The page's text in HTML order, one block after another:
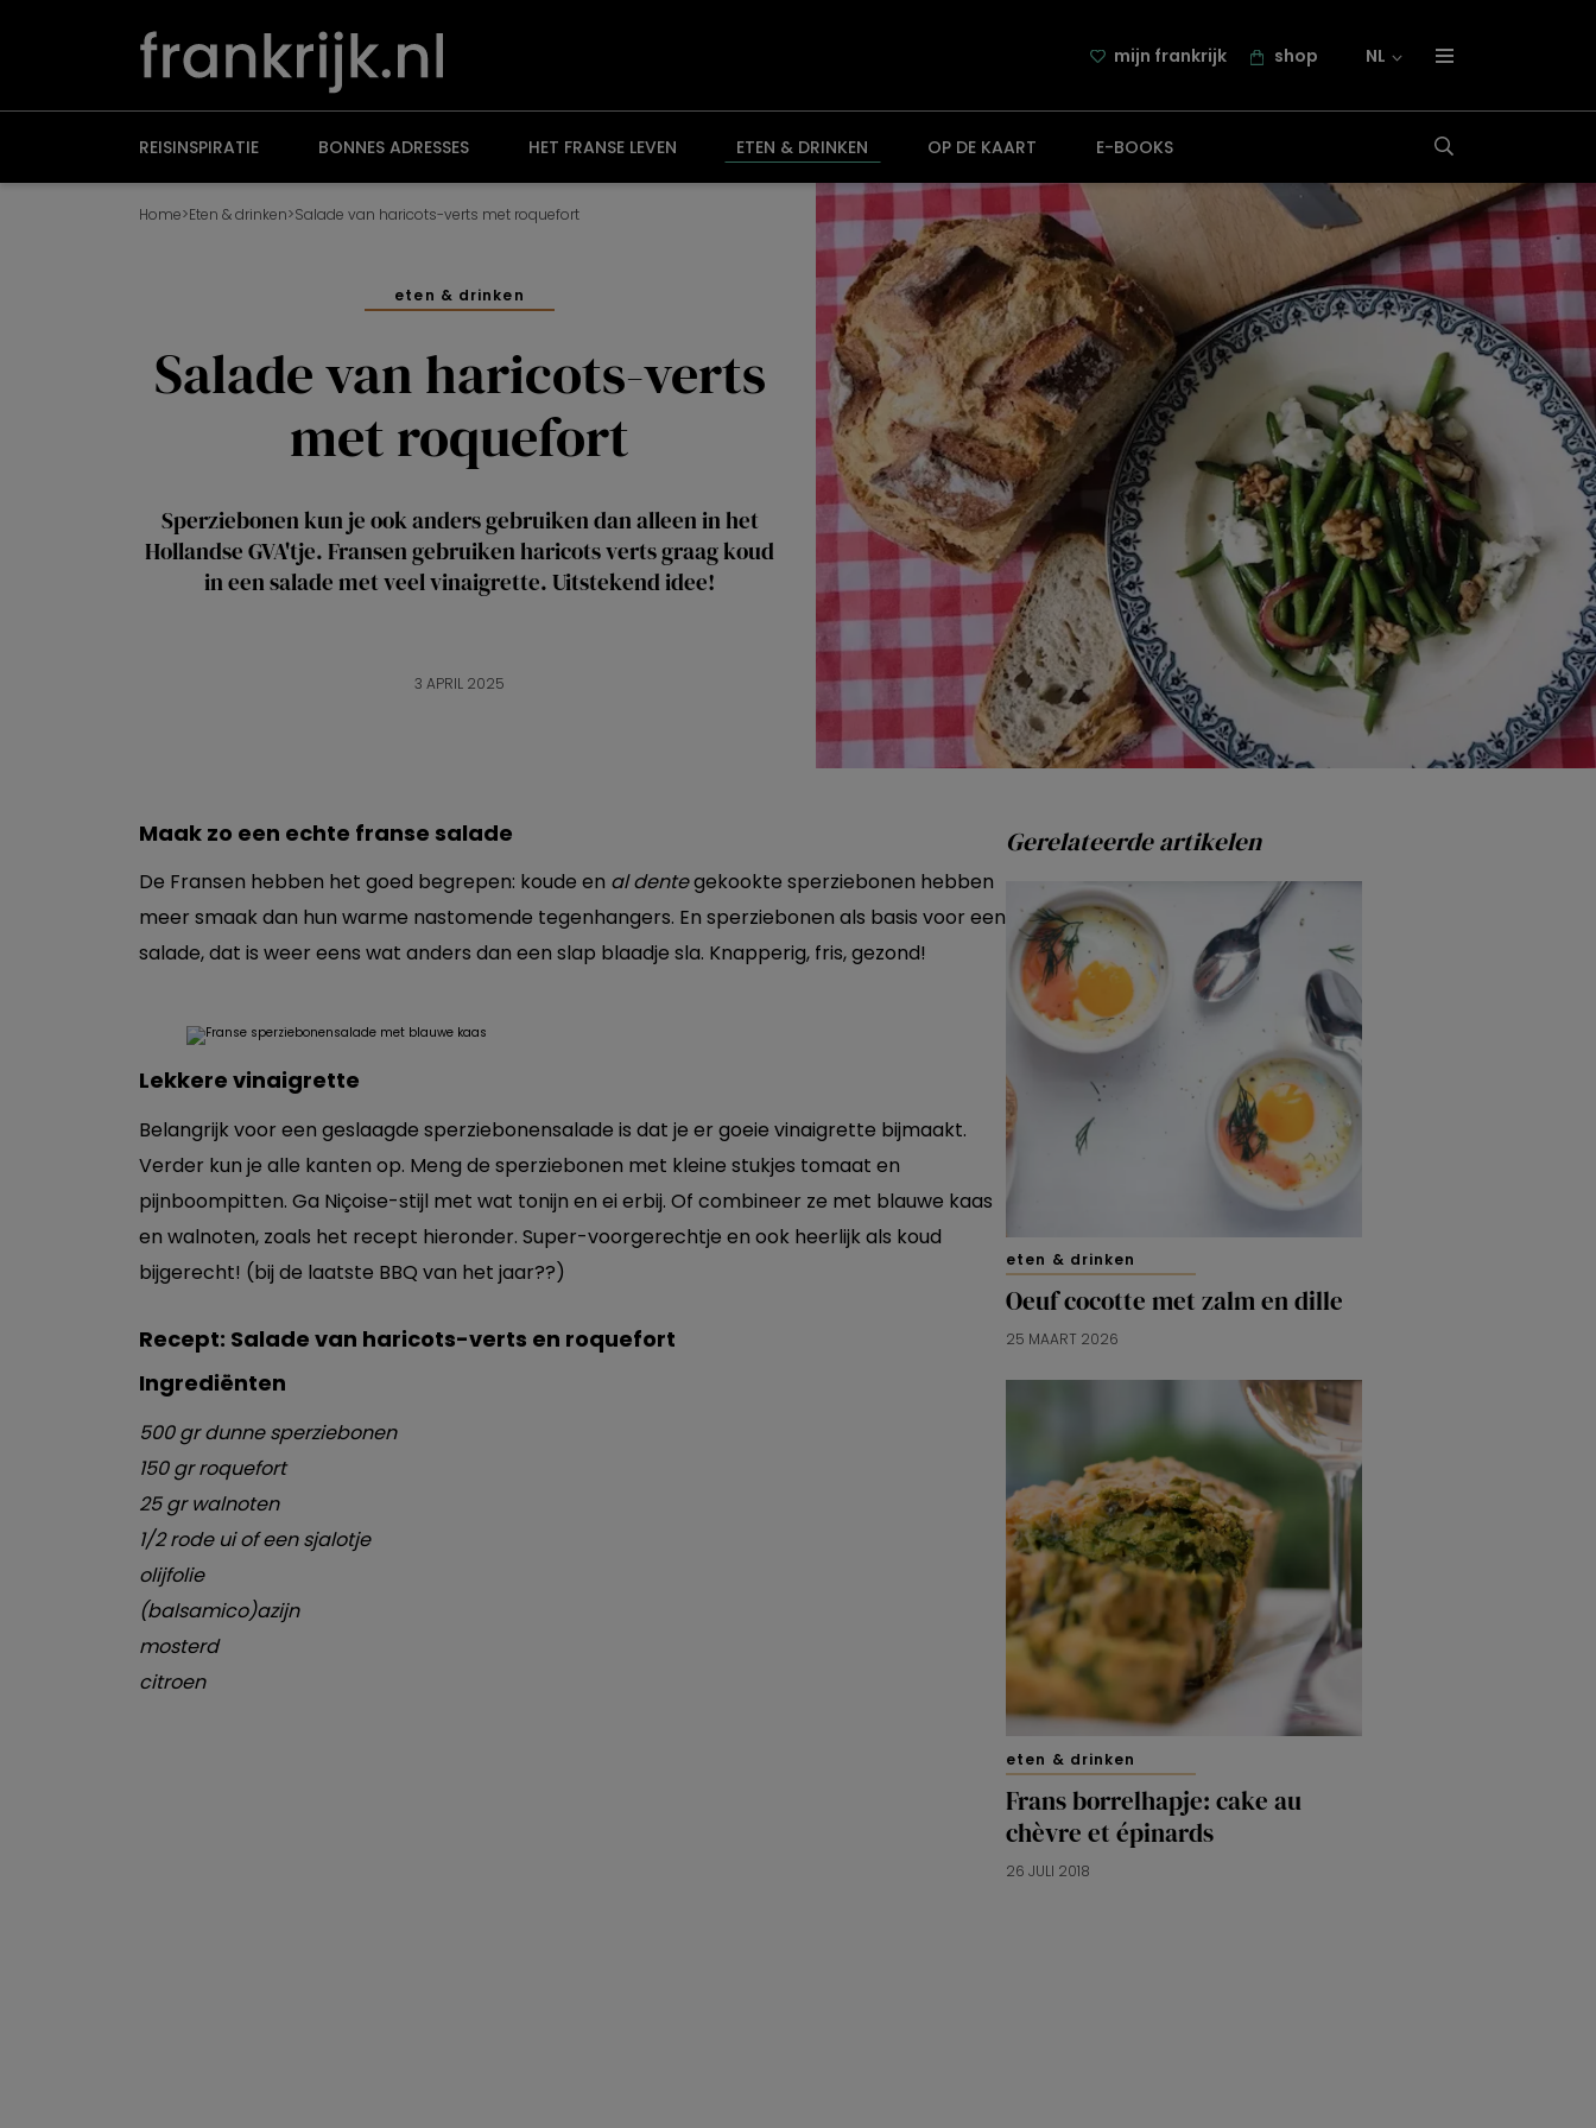
mijn frankrijk shop NL
over frankrijk.nl
samenwerking
REISINSPIRATIE BONNES ADRESSES HET FRANSE LEVEN ETEN & DRINKEN OP DE KAART E-BOOKS
Home>Eten & drinken>Salade van haricots-verts met roquefort
eten & drinken
Salade van haricots-verts
met roquefort
Sperziebonen kun je ook anders gebruiken dan alleen in het
Hollandse GVA'tje. Fransen gebruiken haricots verts graag koud
in een salade met veel vinaigrette. Uitstekend idee!
3 APRIL 2025
Maak zo een echte franse salade
De Fransen hebben het goed begrepen: koude en al dentegekookte sperziebonen hebben
meer smaak dan hun warme nastomende tegenhangers. En sperziebonen als basis voor een
salade, dat is weer eens wat anders dan een slap blaadje sla. Knapperig, fris, gezond!
Lekkere vinaigrette
Belangrijk voor een geslaagde sperziebonensalade is dat je er goeie vinaigrette bijmaakt.
Verder kun je alle kanten op. Meng de sperziebonen met kleine stukjes tomaat en
pijnboompitten. Ga Niçoise-stijl met wat tonijn en ei erbij. Of combineer ze met blauwe kaas
en walnoten, zoals het recept hieronder. Super-voorgerechtje en ook heerlijk als koud
bijgerecht! (bij de laatste BBQ van het jaar??)
Recept: Salade van haricots-verts en roquefort
Ingrediënten
500 gr dunne sperziebonen
150 gr roquefort
25 gr walnoten
1/2 rode ui of een sjalotje
olijfolie
(balsamico)azijn
mosterd
citroen
Gerelateerde artikelen
eten & drinken
Oeuf cocotte met zalm en dille
25 MAART 2026
eten & drinken
Frans borrelhapje: cake au
chèvre et épinards
26 JULI 2018